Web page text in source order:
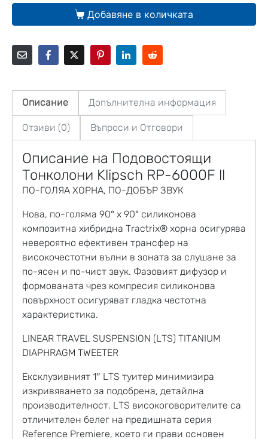
Добавяне в количката
Описание Допълнителна информация
Отзиви (0) Въпроси и Отговори
Описание на Подовостоящи
Тонколони Klipsch RP-6000F ll
ПО-ГОЛЯА ХОРНА, ПО-ДОБЪР ЗВУК
Нова, по-голяма 90° x 90° силиконова
композитна хибридна Tractrix® хорна осигурява
невероятно ефективен трансфер на
високочестотни вълни в зоната за слушане за
по-ясен и по-чист звук. Фазовият дифузор и
формованата чрез компресия силиконова
повърхност осигуряват гладка честотна
характеристика.
LINEAR TRAVEL SUSPENSION (LTS) TITANIUM
DIAPHRAGM TWEETER
Ексклузивният 1″ LTS туитер минимизира
изкривяването за подобрена, детайлна
производителност. LTS високоговорителите са
отличителен белег на предишната серия
Reference Premiere, което ги прави основен